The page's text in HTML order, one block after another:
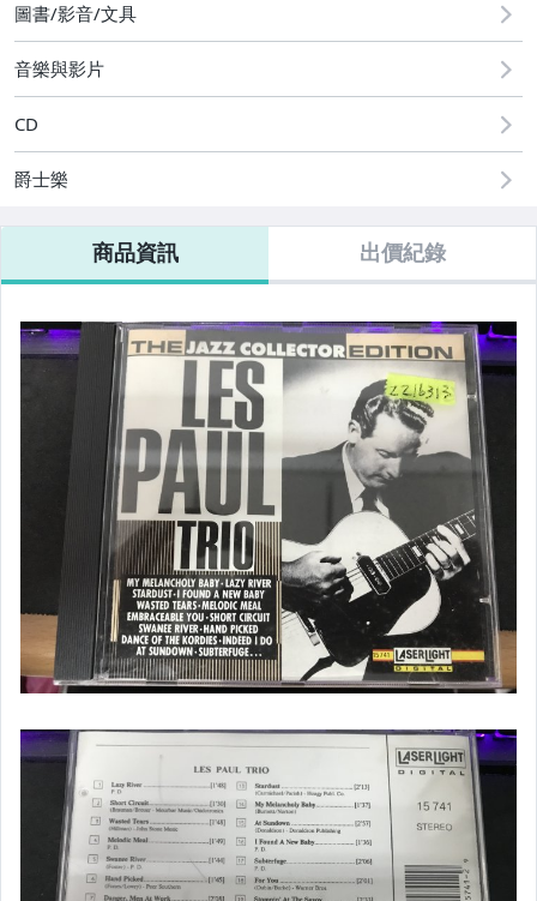
圖書/影音/文具
音樂與影片
CD
爵士樂
商品資訊 出價紀錄